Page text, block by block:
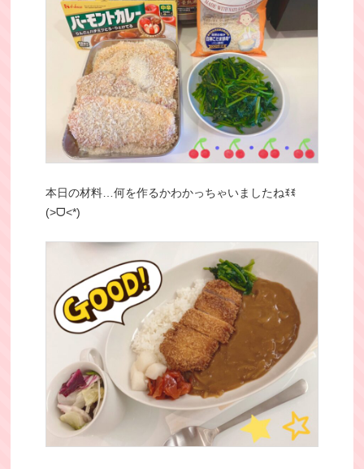
本日の材料…何を作るかわかっちゃいましたねꉂꉂ
(>ᗜ<*)